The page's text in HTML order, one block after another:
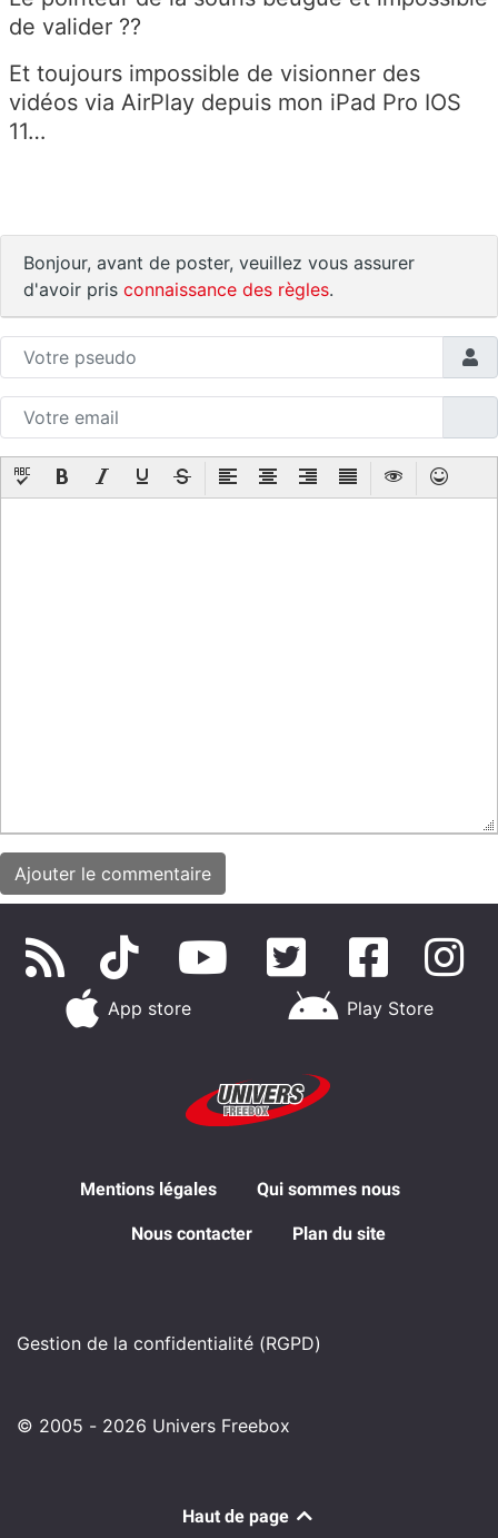
de valider ??
Et toujours impossible de visionner des
vidéos via AirPlay depuis mon iPad Pro IOS
11…
Bonjour, avant de poster, veuillez vous assurer
d'avoir pris connaissance des règles.
App store Play Store
Mentions légales Qui sommes nous
Nous contacter Plan du site
Gestion de la confidentialité (RGPD)
© 2005 - 2026 Univers Freebox
Haut de page